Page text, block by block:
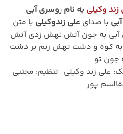
زند وکیلی به نام روسری آبی
با صدای علی زندوکیلی با متن
آبی به جون آتش تهش زدی آتش
به کوه و دشت تهش زنم بر دشت
جون تو
علی زند وکیلی | تنظیم: مجتبی
پور